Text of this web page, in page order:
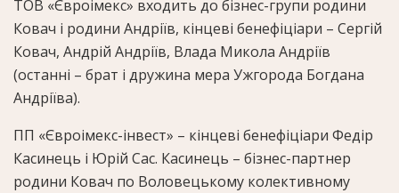
ТОВ «Євроімекс» входить до бізнес-групи родини
Ковач і родини Андріїв, кінцеві бенефіціари – Сергій
Ковач, Андрій Андріїв, Влада Микола Андріїв
(останні – брат і дружина мера Ужгорода Богдана
Андріїва).
ПП «Євроімекс-інвест» – кінцеві бенефіціари Федір
Касинець і Юрій Сас. Касинець – бізнес-партнер
родини Ковач по Воловецькому колективному